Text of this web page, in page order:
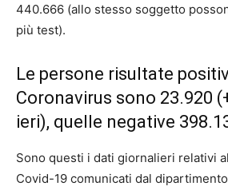
440.666 (allo stesso soggetto
più test).
Le persone risultate
Coronavirus sono 23.920
ieri), quelle negative
Sono questi i dati giornalieri relativi
Covid-19 comunicati dal